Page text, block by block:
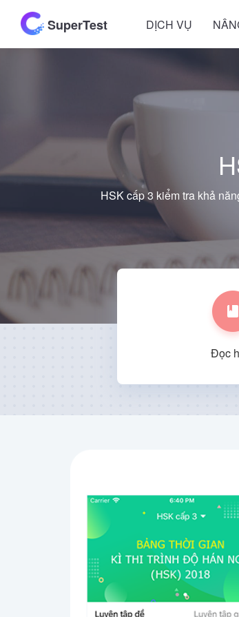
SuperTest DỊCH VỤ
HSK cấp 3 kiểm tra khả
Đọc